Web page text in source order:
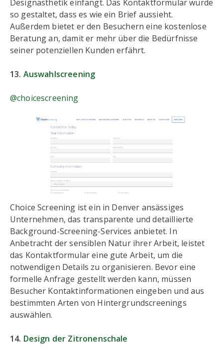
Designästhetik einfängt. Das Kontaktformular wurde
so gestaltet, dass es wie ein Brief aussieht.
Außerdem bietet er den Besuchern eine kostenlose
Beratung an, damit er mehr über die Bedürfnisse
seiner potenziellen Kunden erfährt.
13. Auswahlscreening
@choicescreening
Choice Screening ist ein in Denver ansässiges
Unternehmen, das transparente und detaillierte
Background-Screening-Services anbietet. In
Anbetracht der sensiblen Natur ihrer Arbeit, leistet
das Kontaktformular eine gute Arbeit, um die
notwendigen Details zu organisieren. Bevor eine
formelle Anfrage gestellt werden kann, müssen
Besucher Kontaktinformationen eingeben und aus
bestimmten Arten von Hintergrundscreenings
auswählen.
14. Design der Zitronenschale